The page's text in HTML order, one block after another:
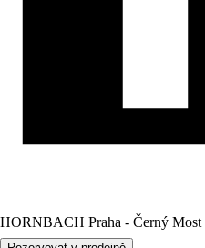
HORNBACH Praha - Černý Most